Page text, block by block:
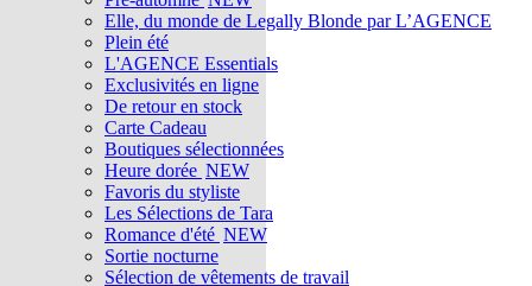
Elle, du monde de Legally Blonde par L’AGENCE
Plein été
L'AGENCE Essentials
Exclusivités en ligne
De retour en stock
Carte Cadeau
Boutiques sélectionnées
Heure dorée NEW
Favoris du styliste
Les Sélections de Tara
Romance d'été NEW
Sortie nocturne
Sélection de vêtements de travail